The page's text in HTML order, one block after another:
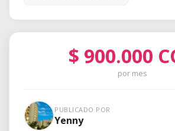
$ 900.000
por mes
PUBLICADO POR
Yenny